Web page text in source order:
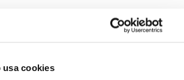
usa cookies